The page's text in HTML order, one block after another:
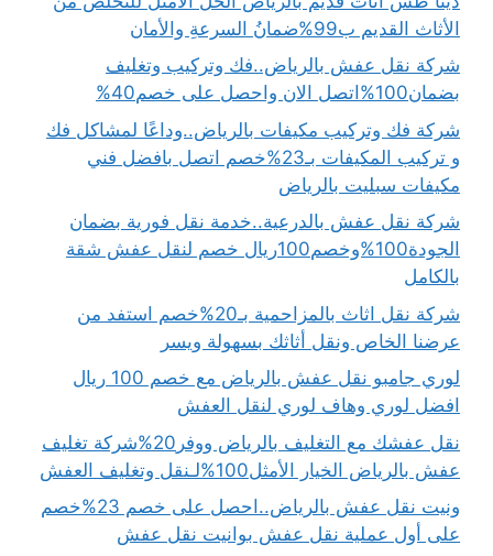
الأثاث القديم ب99%ضمانُ السرعةِ والأمان
شركة نقل عفش بالرياض..فك وتركيب وتغليف
بضمان100%اتصل الان واحصل على خصم40%
شركة فك وتركيب مكيفات بالرياض..وداعًا لمشاكل فك
و تركيب المكيفات بـ23%خصم اتصل بافضل فني
مكيفات سبليت بالرياض
شركة نقل عفش بالدرعية..خدمة نقل فورية بضمان
الجودة100%وخصم100ريال خصم لنقل عفش شقة
بالكامل
شركة نقل اثاث بالمزاحمية بـ20%خصم استفد من
عرضنا الخاص ونقل أثاثك بسهولة ويسر
لوري جامبو نقل عفش بالرياض مع خصم 100 ريال
افضل لوري وهاف لوري لنقل العفش
نقل عفشك مع التغليف بالرياض ووفر20%شركة تغليف
عفش بالرياض الخيار الأمثل100%لـنقل وتغليف العفش
ونيت نقل عفش بالرياض..احصل على خصم 23%خصم
على أول عملية نقل عفش بوانيت نقل عفش